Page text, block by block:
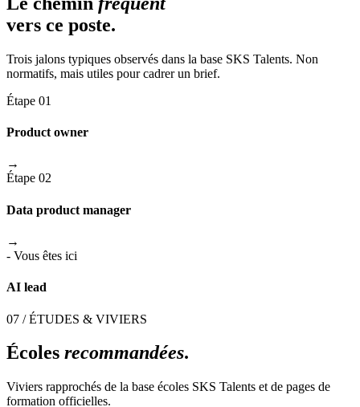
vers ce poste.
Trois jalons typiques observés dans la base SKS Talents. Non
normatifs, mais utiles pour cadrer un brief.
Étape 01
Product owner
→
Étape 02
Data product manager
→
- Vous êtes ici
AI lead
07 / ÉTUDES & VIVIERS
Écoles recommandées.
Viviers rapprochés de la base écoles SKS Talents et de pages de
formation officielles.